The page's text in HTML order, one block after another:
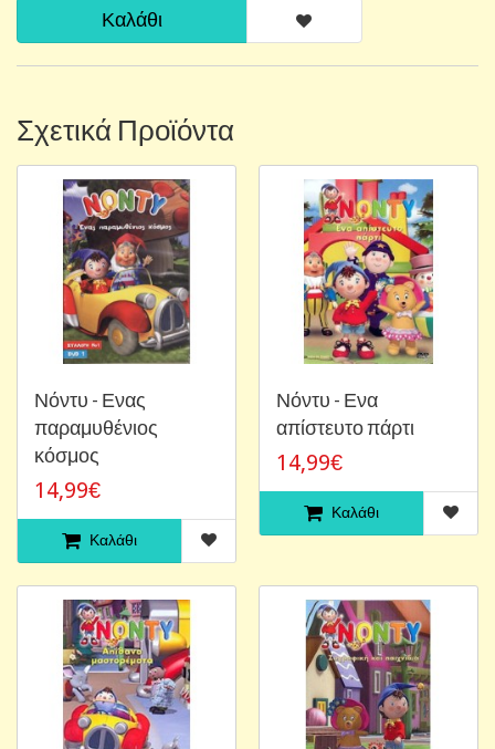
Καλάθι
Σχετικά Προϊόντα
Νόντυ - Ενας
παραμυθένιος
κόσμος
14,99€
Καλάθι
Νόντυ - Ενα
απίστευτο πάρτι
14,99€
Καλάθι